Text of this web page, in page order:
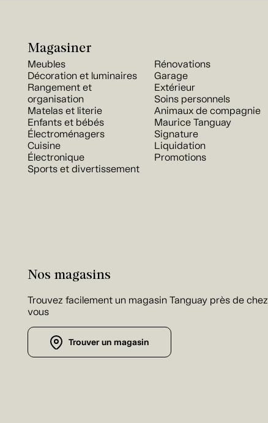
Magasiner
Meubles
Décoration et luminaires
Rangement et
organisation
Matelas et literie
Enfants et bébés
Électroménagers
Cuisine
Électronique
Sports et divertissement
Rénovations
Garage
Extérieur
Soins personnels
Animaux de compagnie
Maurice Tanguay
Signature
Liquidation
Promotions
Nos magasins
Trouvez facilement un magasin Tanguay près de chez
vous
Trouver un magasin